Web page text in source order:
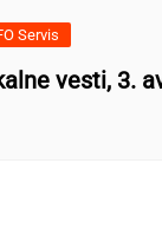
Servis
vesti, 3.